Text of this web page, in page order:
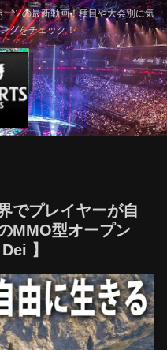
ツの最新動画！種目や大会別に気
グをチェック！
でプレイヤーが自
MMO型オープン
】